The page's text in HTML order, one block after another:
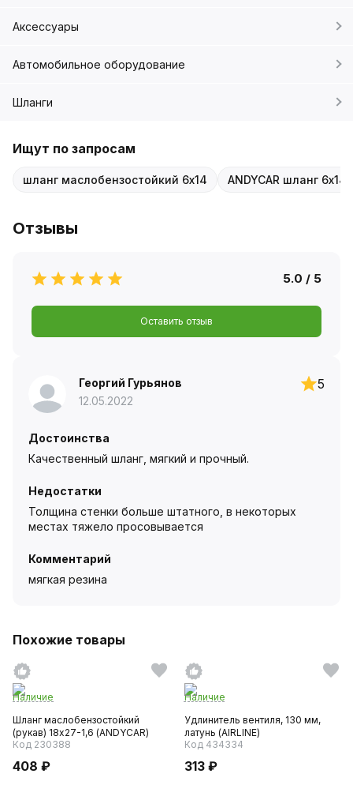
Аксессуары
Автомобильное оборудование
Шланги
Ищут по запросам
шланг маслобензостойкий 6х14 ANDYCAR шланг 6х14
Отзывы
5.0 / 5
Оставить отзыв
Георгий Гурьянов
12.05.2022
5
Достоинства
Качественный шланг, мягкий и прочный.
Недостатки
Толщина стенки больше штатного, в некоторых
местах тяжело просовывается
Комментарий
мягкая резина
Похожие товары
Наличие
Шланг маслобензостойкий
(рукав) 18х27-1,6 (ANDYCAR)
Код 230388
408 ₽
Наличие
Удлинитель вентиля, 130 мм,
латунь (AIRLINE)
Код 434334
313 ₽